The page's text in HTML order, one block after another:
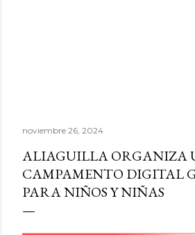
noviembre 26, 2024
ALIAGUILLA ORGANIZA
CAMPAMENTO DIGITAL
PARA NIÑOS Y NIÑAS